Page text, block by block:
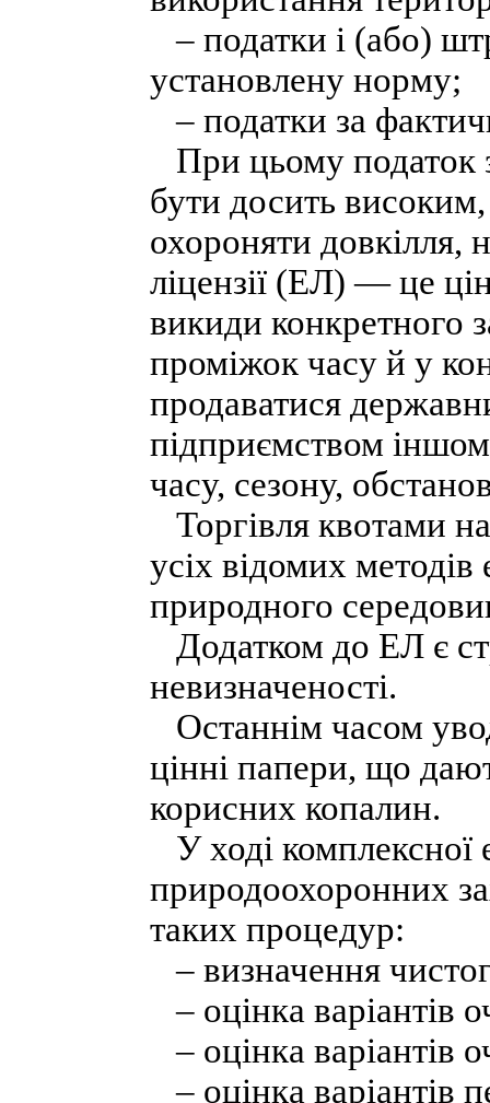
– податки і (або)
установлену норму;
– податки за
При цьому податок
бути досить
охороняти довкілля,
ліцензії (ЕЛ) — це
викиди конкретного
проміжок часу й у
продаватися
підприємством
часу, сезону,
Торгівля квотами
усіх відомих
природного
Додатком до ЕЛ є
невизначеності.
Останнім часом
цінні папери, що
корисних копалин.
У ході комплексної
природоохоронних
таких процедур:
– визначення
– оцінка варіантів
– оцінка варіантів
– оцінка варіантів